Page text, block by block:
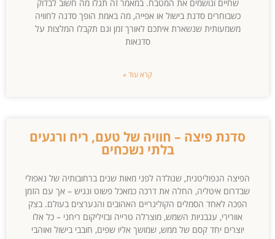
שחיים ונושמים את המטבח. במאמר זה תגלו מה חשוב לבדוק
כשבוחרים סדנת בישול או אפייה, מה באמת הופך סדנה לחוויה
משמעותית שנשארת איתכם לאורך זמן וגם תקבלו המלצות על
סדנאות
קרא עוד »
סדנת פיצה – חוויה של טעם, ריח ורגעים
בלתי נשכחים
הפיצה הנפוליטנית, שנולדה לפני מאות שנים ברחובותיה של נאפולי
שבדרום איטליה, החלה את דרכה כמאכל פשוט ונגיש – אך עם הזמן
הפכה לאחד הסמלים הקולינריים האהובים והנערצים בעולם. בצק
אוורירי, עגבניות השמש, מוצרלה טרייה ובזיליקום ריחני – כל אלו
יוצרים יחד קסם של ממש, שמושך אליו שפים, חובבי בישול ואוהבי